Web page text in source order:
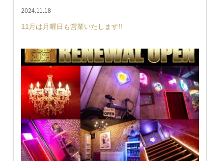
2024.11.18
11月は月曜日も営業いたします!!